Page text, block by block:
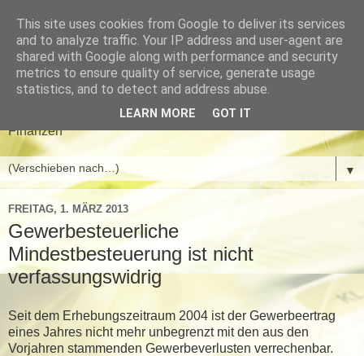
Meyer & Gwinner
Steuerberater
Aktuelle News aus den Bereichen Steuern, Wirtschaft und
Finanzen
▼
FREITAG, 1. MÄRZ 2013
Gewerbesteuerliche
Mindestbesteuerung ist nicht
verfassungswidrig
Seit dem Erhebungszeitraum 2004 ist der Gewerbeertrag
eines Jahres nicht mehr unbegrenzt mit den aus den
Vorjahren stammenden Gewerbeverlusten verrechenbar.
This site uses cookies from Google to deliver its services
and to analyze traffic. Your IP address and user-agent are
shared with Google along with performance and security
metrics to ensure quality of service, generate usage
statistics, and to detect and address abuse.
LEARN MORE GOT IT